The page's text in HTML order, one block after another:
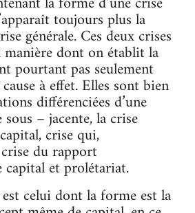
toujours plus la
générale. Ces deux crises
dont on établit la
pourtant pas seulement
à effet. Elles sont bien
différenciées d’une
– jacente, la crise
crise qui,
du rapport
et prolétariat.
celui dont la forme est la